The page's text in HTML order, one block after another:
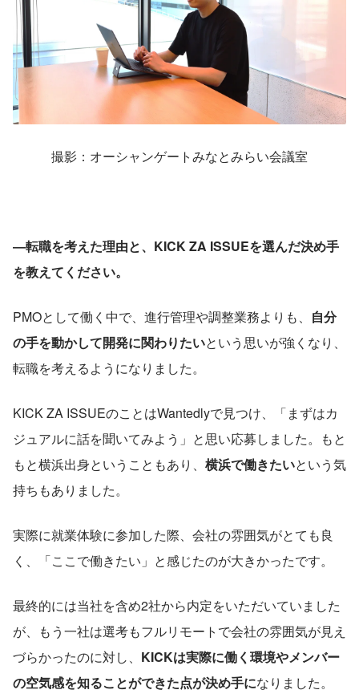
撮影：オーシャンゲートみなとみらい会議室
―転職を考えた理由と、KICK ZA ISSUEを選んだ決め手
を教えてください。
PMOとして働く中で、進行管理や調整業務よりも、 自分
の手を動かして開発に関わりたいという思いが強くなり、
転職を考えるようになりました。
KICK ZA ISSUEのことはWantedlyで見つけ、「まずはカ
ジュアルに話を聞いてみよう」と思い応募しました。もと
もと横浜出身ということもあり、 横浜で働きたいという気
持ちもありました。
実際に就業体験に参加した際、会社の雰囲気がとても良
く、「ここで働きたい」と感じたのが大きかったです。
最終的には当社を含め2社から内定をいただいていました
が、もう一社は選考もフルリモートで会社の雰囲気が見え
づらかったのに対し、 KICKは実際に働く環境やメンバー
の空気感を知ることができた点が決め手になりました。